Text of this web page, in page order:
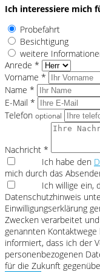
Ich interessiere mich
Probefahrt
Besichtigung
weitere
Anrede *
Vorname *
Name *
E-Mail *
Telefon optional
Nachricht *
Ich habe den
mich durch das
Ich willige ein,
Datenschutzhinweis
Einwilligungserklärung
Zwecken verarbeitet
genannten
informiert, dass ich der
personenbezogenen
für die Zukunft